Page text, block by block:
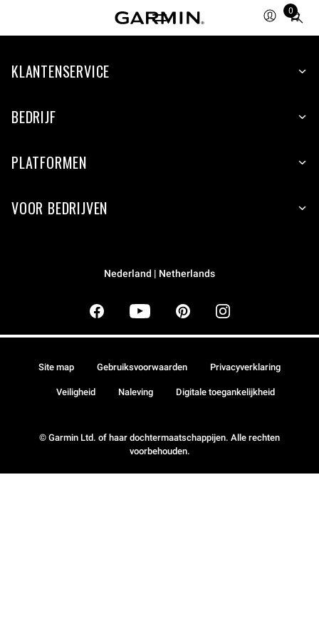
0
Total
items
cart:
KLANTENSERVICE
BEDRIJF
PLATFORMEN
VOOR BEDRIJVEN
Nederland | Netherlands
© Garmin Ltd. of haar dochtermaatschappijen. Alle rechten
voorbehouden.
Site map Gebruiksvoorwaarden Privacyverklaring
Veiligheid Naleving Digitale toegankelijkheid